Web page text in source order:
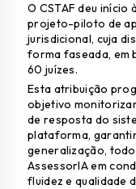
O CSTAF deu início
projeto-piloto de
jurisdicional, cuja
forma faseada, em
60 juízes.
Esta atribuição
objetivo
de resposta do
plataforma,
generalização,
AssessorIA em
fluidez e qualidade